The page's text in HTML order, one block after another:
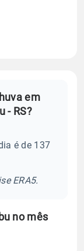
em
- RS?
é de 137
ERA5.
no mês